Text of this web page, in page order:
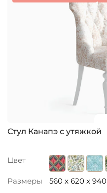
Стул Канапэ с утяжкой
Цвет
Размеры 560 x 620 x 940